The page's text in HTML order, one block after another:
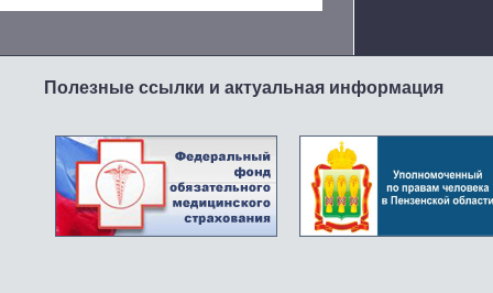
Полезные ссылки и актуальная информация